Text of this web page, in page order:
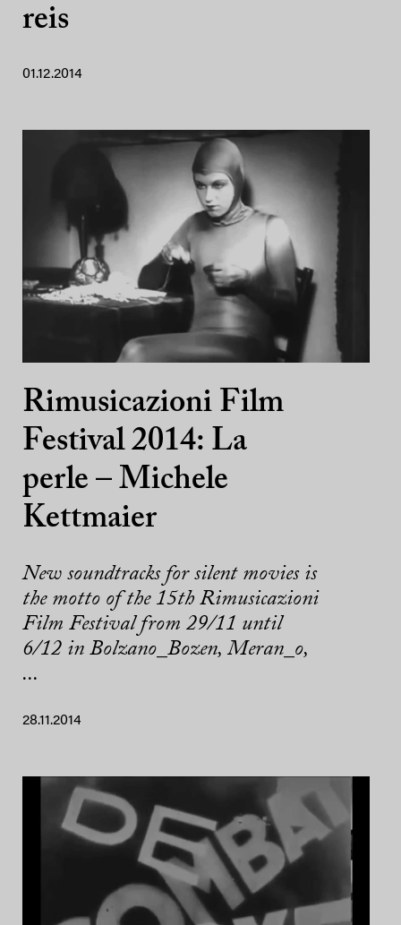
reis
01.12.2014
Rimusicazioni Film
Festival 2014: La
perle – Michele
Kettmaier
New soundtracks for silent movies is
the motto of the 15th Rimusicazioni
Film Festival from 29/11 until
6/12 in Bolzano_Bozen, Meran_o,
...
28.11.2014